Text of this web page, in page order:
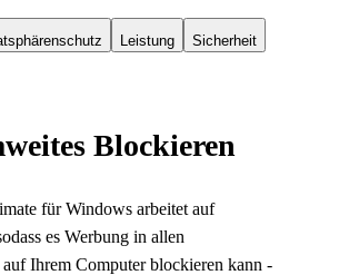
Leistung Sicherheit
Blockieren
für Windows arbeitet auf
es Werbung in allen
Ihrem Computer blockieren kann -